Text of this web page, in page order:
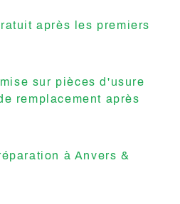
après les premiers
sur pièces d'usure
remplacement après
à Anvers &